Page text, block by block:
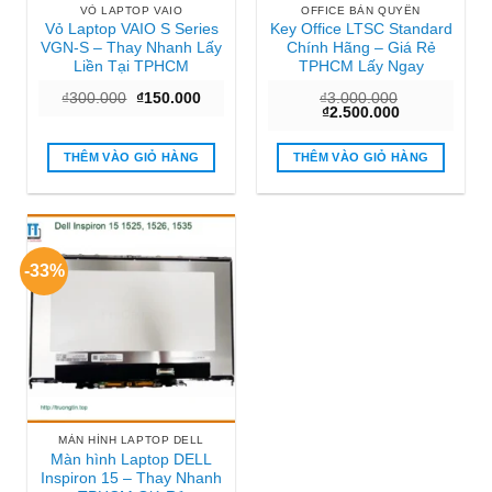
VỎ LAPTOP VAIO
Vỏ Laptop VAIO S Series
VGN-S – Thay Nhanh Lấy
Liền Tại TPHCM
₫300.000 Giá
₫300.000.
₫150.000Giá
là:
THÊM VÀO GIỎ HÀNG
OFFICE BẢN QUYỀN
Key Office LTSC Standard
Chính Hãng – Giá Rẻ
TPHCM Lấy Ngay
₫3.000.000
Giá
là:
₫3.000.000.
₫2.500.000Giá
tại
là:
₫2.500.000.
THÊM VÀO GIỎ HÀNG
-33%
MÀN HÌNH LAPTOP DELL
Màn hình Laptop DELL
Inspiron 15 – Thay Nhanh